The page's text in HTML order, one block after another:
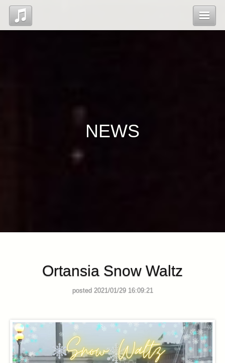
Blog
NEWS
Ortansia Snow Waltz
posted 2021/01/29 16:09:21